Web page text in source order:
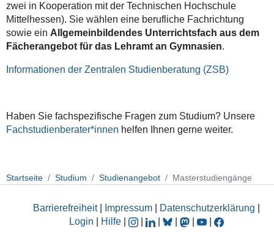
zwei in Kooperation mit der Technischen Hochschule
Mittelhessen). Sie wählen eine berufliche Fachrichtung
sowie ein Allgemeinbildendes Unterrichtsfach aus dem
Fächerangebot für das Lehramt an Gymnasien.
Informationen der Zentralen Studienberatung (ZSB)
Haben Sie fachspezifische Fragen zum Studium? Unsere
Fachstudienberater*innen helfen Ihnen gerne weiter.
Startseite Studium Studienangebot Masterstudiengänge
Barrierefreiheit| Impressum Datenschutzerklärung
Login
Hilfe